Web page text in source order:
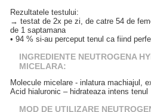
Rezultatele testului:
→ testat de 2x pe zi, de catre 54 de
de 1 saptamana
• 94 % si-au perceput tenul ca fiind
INGREDIENTE NEUTROGENA
MICELARA:
Molecule micelare - inlatura machiajul,
Acid hialuronic – hidrateaza intens tenul
MOD DE UTILIZARE